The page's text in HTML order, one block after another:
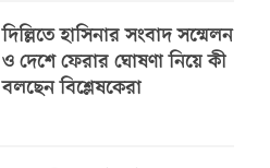
দিল্লিতে হাসিনার সংবাদ সম্মেলন
ও দেশে ফেরার ঘোষণা নিয়ে কী
বলছেন বিশ্লেষকেরা